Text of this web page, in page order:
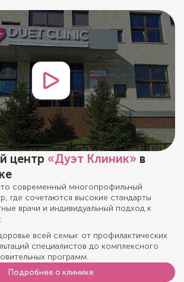
центр «Дуэт Клиник» в
современный многопрофильный
где сочетаются высокие стандарты
врачи и индивидуальный подход к
всей семьи: от профилактических
специалистов до комплексного
программ.
Подробнее о клинике